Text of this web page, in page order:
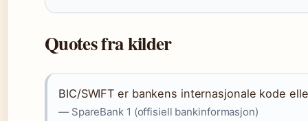
Quotes fra kilder
BIC/SWIFT er bankens internasjonale kode
— SpareBank 1 (offisiell bankinformasjon)